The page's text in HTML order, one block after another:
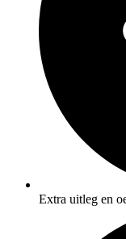
Extra uitleg en